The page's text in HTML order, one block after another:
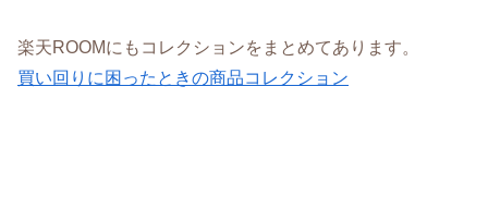
楽天ROOMにもコレクションをまとめてあります。
買い回りに困ったときの商品コレクション